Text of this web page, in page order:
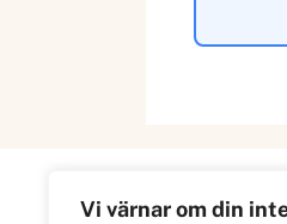
Vi värnar om din
Information